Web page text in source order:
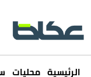
الرئيسية محليات